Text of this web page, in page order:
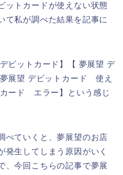
ットカードが使えない状態
て私が調べた結果を記事に
ビットカード】【 夢展望 デ
展望 デビットカード 使え
ード エラー】という感じ
べていくと、夢展望のお店
発生してしまう原因がいく
、今回こちらの記事で夢展